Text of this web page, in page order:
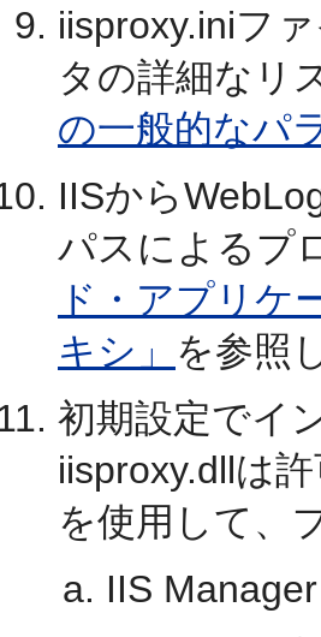
iisproxy.iniフ
タの詳細なリ
の一般的なパ
IISから
パスによるプ
ド・アプリケ
キシ」 を参照
初期設定でイ
iisproxy.dllは
を使用して、
IIS